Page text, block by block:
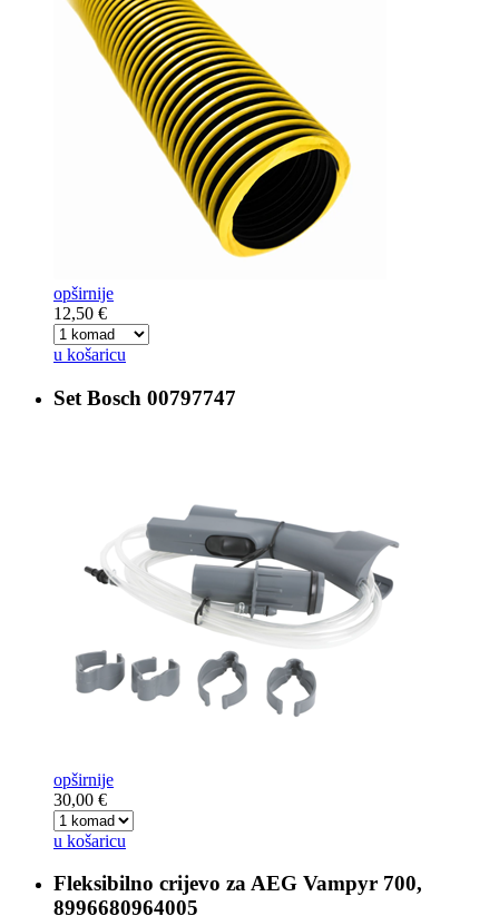
opširnije
12,50 €
u košaricu
Set Bosch 00797747
opširnije
30,00 €
u košaricu
Fleksibilno crijevo zaAEG Vampyr 700,
8996680964005